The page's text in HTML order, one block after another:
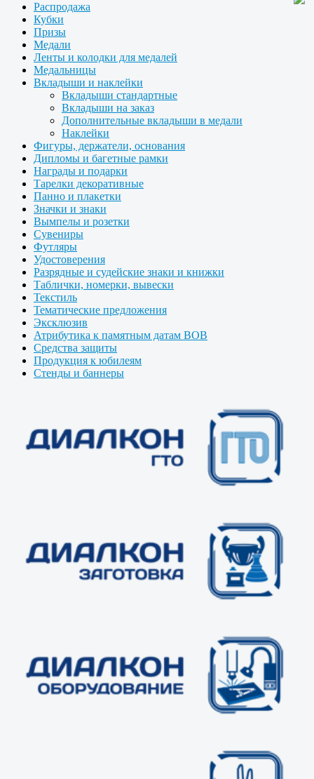
Распродажа
Кубки
Призы
Медали
Ленты и колодки для медалей
Медальницы
Вкладыши и наклейки
Вкладыши стандартные
Вкладыши на заказ
Дополнительные вкладыши в медали
Наклейки
Фигуры, держатели, основания
Дипломы и багетные рамки
Награды и подарки
Тарелки декоративные
Панно и плакетки
Значки и знаки
Вымпелы и розетки
Сувениры
Футляры
Удостоверения
Разрядные и судейские знаки и книжки
Таблички, номерки, вывески
Текстиль
Тематические предложения
Эксклюзив
Атрибутика к памятным датам ВОВ
Средства защиты
Продукция к юбилеям
Стенды и баннеры